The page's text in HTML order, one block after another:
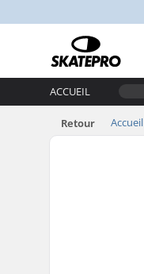
ACCUEIL
Retour Accueil